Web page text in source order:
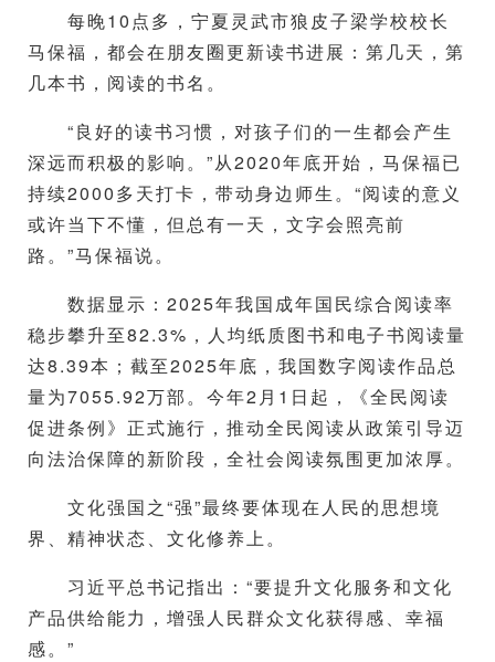
每晚10点多，宁夏灵武市狼皮子梁学校校长
马保福，都会在朋友圈更新读书进展：第几天，第
几本书，阅读的书名。
“良好的读书习惯，对孩子们的一生都会产生
深远而积极的影响。”从2020年底开始，马保福已
持续2000多天打卡，带动身边师生。“阅读的意义
或许当下不懂，但总有一天，文字会照亮前
路。”马保福说。
数据显示：2025年我国成年国民综合阅读率
稳步攀升至82.3%，人均纸质图书和电子书阅读量
达8.39本；截至2025年底，我国数字阅读作品总
量为7055.92万部。今年2月1日起，《全民阅读
促进条例》正式施行，推动全民阅读从政策引导迈
向法治保障的新阶段，全社会阅读氛围更加浓厚。
文化强国之“强”最终要体现在人民的思想境
界、精神状态、文化修养上。
习近平总书记指出：“要提升文化服务和文化
产品供给能力，增强人民群众文化获得感、幸福
感。”